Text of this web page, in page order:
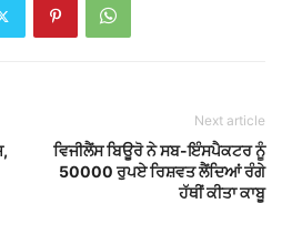
Next article
ਵਿਜੀਲੈਂਸ ਬਿਊਰੋ ਨੇ ਸਬ-ਇੰਸਪੈਕਟਰ ਨੂੰ
50000 ਰੁਪਏ ਰਿਸ਼ਵਤ ਲੈਂਦਿਆਂ ਰੰਗੇ
ਹੱਥੀਂ ਕੀਤਾ ਕਾਬੂ